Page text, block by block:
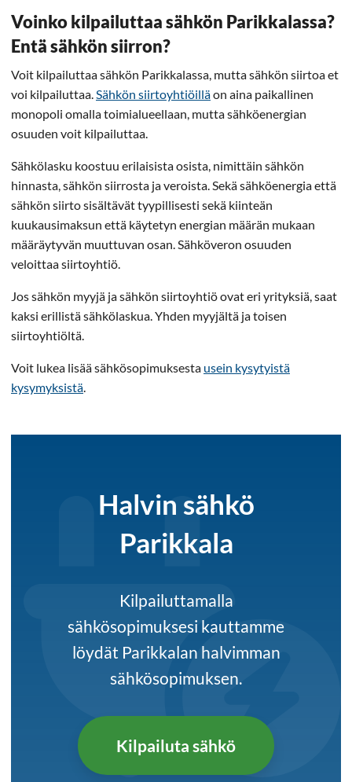
Voinko kilpailuttaa sähkön Parikkalassa?
Entä sähkön siirron?
Voit kilpailuttaa sähkön Parikkalassa, mutta sähkön siirtoa et
voi kilpailuttaa.Sähkön siirtoyhtiöilläon aina paikallinen
monopoli omalla toimialueellaan, mutta sähköenergian
osuuden voit kilpailuttaa.
Sähkölasku koostuu erilaisista osista, nimittäin sähkön
hinnasta, sähkön siirrosta ja veroista. Sekä sähköenergia että
sähkön siirto sisältävät tyypillisesti sekä kiinteän
kuukausimaksun että käytetyn energian määrän mukaan
määräytyvän muuttuvan osan. Sähköveron osuuden
veloittaa siirtoyhtiö.
Jos sähkön myyjä ja sähkön siirtoyhtiö ovat eri yrityksiä, saat
kaksi erillistä sähkölaskua. Yhden myyjältä ja toisen
siirtoyhtiöltä.
Voit lukea lisää sähkösopimuksesta usein kysytyistä
kysymyksistä.
Halvin sähkö
Parikkala
Kilpailuttamalla
sähkösopimuksesi kauttamme
löydät Parikkalan halvimman
sähkösopimuksen.
Kilpailuta sähkö